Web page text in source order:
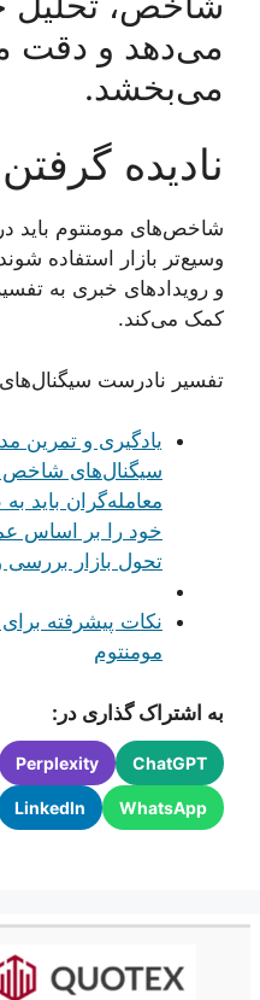
می‌دهد و دقت
می‌بخشد.
نادیده گرفتن
شاخص‌های مومنتوم باید در
وسیع‌تر بازار استفاده
و رویدادهای خبری به
کمک می‌کند.
تفسیر نادرست
یادگیری و تمرین
سیگنال‌های
معامله‌گران باید
خود را بر اساس
تحول بازار بررسی
نکات پیشرفته
مومنتوم
به اشتراک گذاری در:
ChatGPT
Perplexity
WhatsApp
LinkedIn